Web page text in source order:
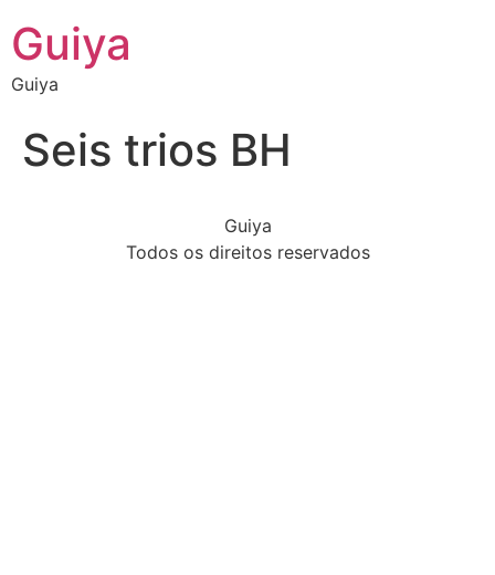
Guiya
Guiya
Seis trios BH
Guiya
Todos os direitos reservados